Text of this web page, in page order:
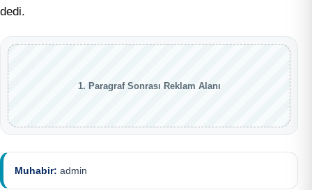
dedi.
1. Paragraf Sonrası Reklam Alanı
Muhabir: admin